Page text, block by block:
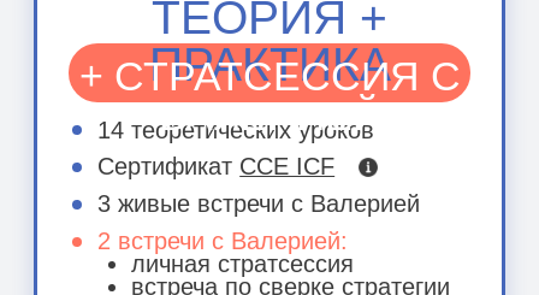
ВЫБРАТЬ ТАРИФ